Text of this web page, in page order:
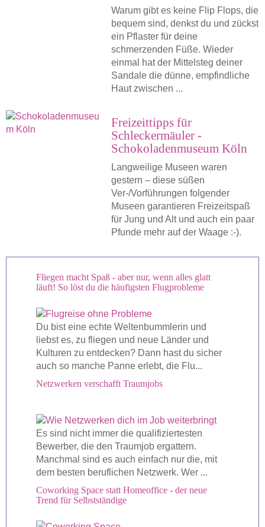
Warum gibt es keine Flip Flops, die
bequem sind, denkst du und zückst
ein Pflaster für deine
schmerzenden Füße. Wieder
einmal hat der Mittelsteg deiner
Sandale die dünne, empfindliche
Haut zwischen ...
Freizeittipps für
Schleckermäuler -
Schokoladenmuseum Köln
Langweilige Museen waren
gestern – diese süßen
Ver-/Vorführungen folgender
Museen garantieren Freizeitspaß
für Jung und Alt und auch ein paar
Pfunde mehr auf der Waage :-).
Fliegen macht Spaß - aber nur, wenn alles glatt
läuft! So löst du die häufigsten Flugprobleme
Du bist eine echte Weltenbummlerin und
liebst es, zu fliegen und neue Länder und
Kulturen zu entdecken? Dann hast du sicher
auch so manche Panne erlebt, die Flu...
Netzwerken verschafft Traumjobs
Es sind nicht immer die qualifiziertesten
Bewerber, die den Traumjob ergattern.
Manchmal sind es auch einfach nur die, mit
dem besten beruflichen Netzwerk. Wer ...
Coworking Space statt Homeoffice - der neue
Trend für Selbstständige